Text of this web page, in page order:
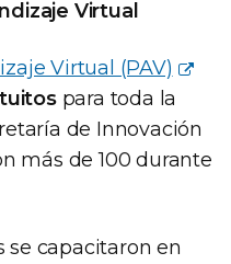
Virtual
Virtual (PAV)
para toda la
de Innovación
más de 100 durante
se capacitaron en